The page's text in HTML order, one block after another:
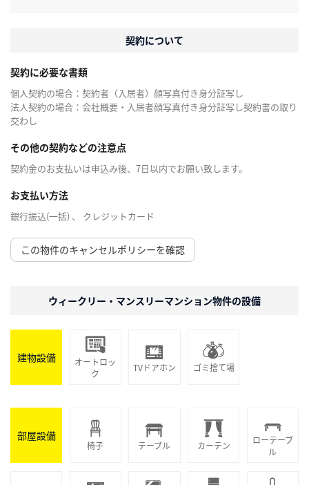
契約について
契約に必要な書類
個人契約の場合：契約者（入居者）顔写真付き身分証写し
法人契約の場合：会社概要・入居者顔写真付き身分証写し契約書の取り
交わし
その他の契約などの注意点
契約金のお支払いは申込み後、7日以内でお願い致します。
お支払い方法
銀行振込(一括) 、 クレジットカード
この物件のキャンセルポリシーを確認
ウィークリー・マンスリーマンション物件の設備
建物設備
オートロッ
ク
TVドアホン ゴミ捨て場
部屋設備
椅子 テーブル カーテン
ローテーブ
ル